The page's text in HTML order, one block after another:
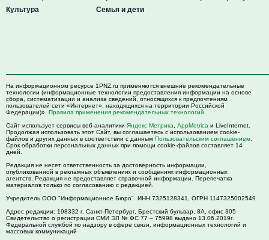
Культура
Семья и дети
На информационном ресурсе 1PNZ.ru применяются внешние рекомендательные
технологии (информационные технологии предоставления информации на основе
сбора, систематизации и анализа сведений, относящихся к предпочтениям
пользователей сети «Интернет», находящихся на территории Российской
Федерации)». Правила применения рекомендательных технологий
Сайт использует сервисы веб-аналитики Яндекс Метрика AppMetrica и LiveInternet.
Продолжая использовать этот Сайт, вы соглашаетесь с использованием cookie-
файлов и других данных в соответствии с данным Пользовательским соглашением
Срок обработки персональных данных при помощи cookie-файлов составляет 14
дней.
Редакция не несет ответственность за достоверность информации,
опубликованной в рекламных объявлениях и сообщениях информационных
агентств. Редакция не предоставляет справочной информации. Перепечатка
материалов только по согласованию с редакцией.
Учредитель ООО "Информационное Бюро". ИНН 7325128341, ОГРН 1147325002549
Адрес редакции: 198332 г. Санкт-Петербург, Брестский бульвар, 8А, офис 305
Свидетельство о регистрации СМИ ЭЛ № ФС 77 – 75998 выдано 13.06.2019г.
Федеральной службой по надзору в сфере связи, информационных технологий и
массовых коммуникаций